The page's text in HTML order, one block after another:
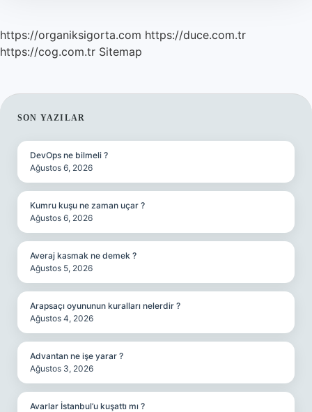
https://organiksigorta.com https://duce.com.tr
https://cog.com.tr Sitemap
SIDEBAR
SON YAZILAR
DevOps ne bilmeli ?
Ağustos 6, 2026
Kumru kuşu ne zaman uçar ?
Ağustos 6, 2026
Averaj kasmak ne demek ?
Ağustos 5, 2026
Arapsaçı oyununun kuralları nelerdir ?
Ağustos 4, 2026
Advantan ne işe yarar ?
Ağustos 3, 2026
Avarlar İstanbul’u kuşattı mı ?